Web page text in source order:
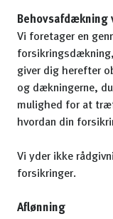
Behovsafdækning
Vi foretager en
giver dig herefter
og dækningerne,
mulighed for at
hvordan din
Vi yder ikke
forsikringer.
Aflønning